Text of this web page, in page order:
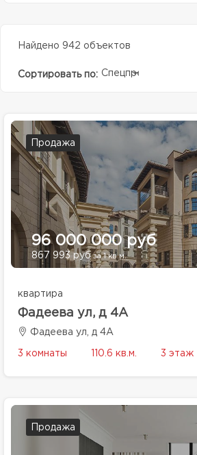
Найдено 942 объектов
Сортировать по: Спецпредолжение
Продажа
96 000 000 руб
867 993 рубза 1 кв.м.
квартира
Фадеева ул, д 4А
Фадеева ул, д 4А
3 комнаты 110.6 кв.м. 3 этаж
Продажа